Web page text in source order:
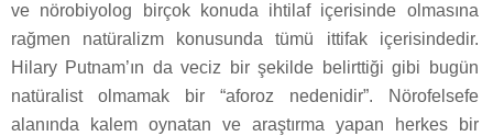
ve nörobiyolog birçok konuda ihtilaf içerisinde olmasına
rağmen natüralizm konusunda tümü ittifak içerisindedir.
Hilary Putnam’ın da veciz bir şekilde belirttiği gibi bugün
natüralist olmamak bir “aforoz nedenidir”. Nörofelsefe
alanında kalem oynatan ve araştırma yapan herkes bir